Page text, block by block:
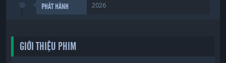
PHÁT HÀNH 2026
GIỚI THIỆU PHIM